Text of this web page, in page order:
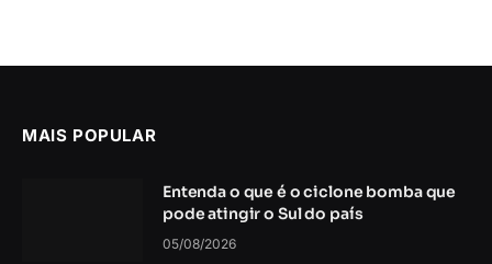
MAIS POPULAR
Entenda o que é o ciclone bomba que
pode atingir o Sul do país
05/08/2026